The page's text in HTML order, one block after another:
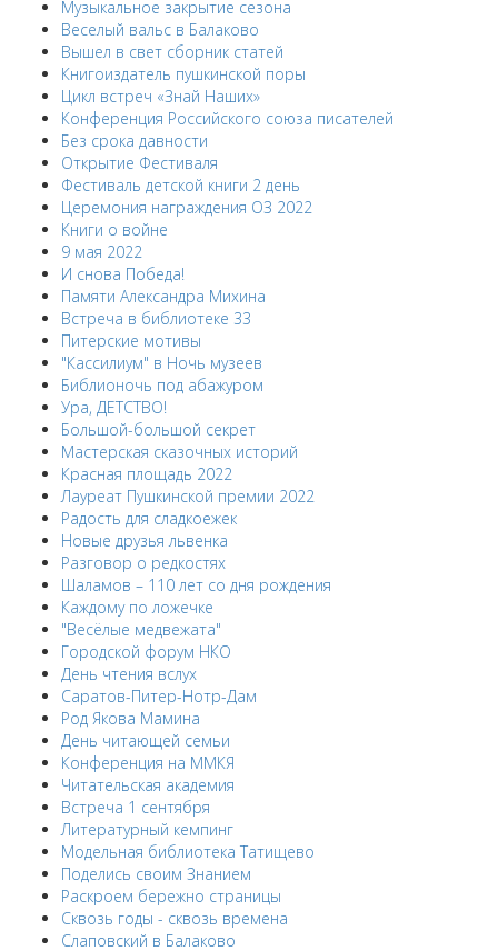
Музыкальное закрытие сезона
Веселый вальс в Балаково
Вышел в свет сборник статей
Книгоиздатель пушкинской поры
Цикл встреч «Знай Наших»
Конференция Российского союза писателей
Без срока давности
Открытие Фестиваля
Фестиваль детской книги 2 день
Церемония награждения ОЗ 2022
Книги о войне
9 мая 2022
И снова Победа!
Памяти Александра Михина
Встреча в библиотеке 33
Питерские мотивы
"Кассилиум" в Ночь музеев
Библионочь под абажуром
Ура, ДЕТСТВО!
Большой-большой секрет
Мастерская сказочных историй
Красная площадь 2022
Лауреат Пушкинской премии 2022
Радость для сладкоежек
Новые друзья львенка
Разговор о редкостях
Шаламов – 110 лет со дня рождения
Каждому по ложечке
"Весёлые медвежата"
Городской форум НКО
День чтения вслух
Саратов-Питер-Нотр-Дам
Род Якова Мамина
День читающей семьи
Конференция на ММКЯ
Читательская академия
Встреча 1 сентября
Литературный кемпинг
Модельная библиотека Татищево
Поделись своим Знанием
Раскроем бережно страницы
Сквозь годы - сквозь времена
Слаповский в Балаково